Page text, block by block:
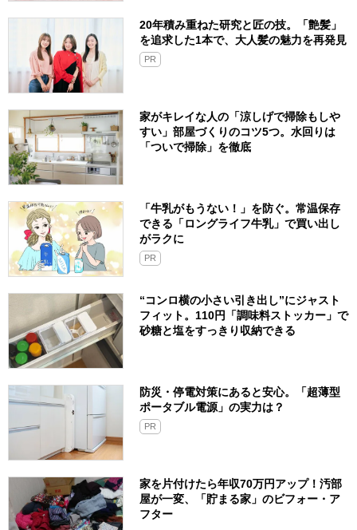
20年積み重ねた研究と匠の技。「艶髪」
を追求した1本で、大人髪の魅力を再発見
PR
家がキレイな人の「涼しげで掃除もしや
すい」部屋づくりのコツ5つ。水回りは
「ついで掃除」を徹底
「牛乳がもうない！」を防ぐ。常温保存
できる「ロングライフ牛乳」で買い出し
がラクに
PR
“コンロ横の小さい引き出し”にジャスト
フィット。110円「調味料ストッカー」で
砂糖と塩をすっきり収納できる
防災・停電対策にあると安心。「超薄型
ポータブル電源」の実力は？​
PR
家を片付けたら年収70万円アップ！汚部
屋が一変、「貯まる家」のビフォー・ア
フター